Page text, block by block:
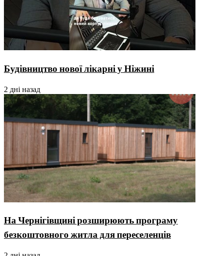
Будівництво нової лікарні у Ніжині
2 дні назад
На Чернігівщині розширюють програму
безкоштовного житла для переселенців